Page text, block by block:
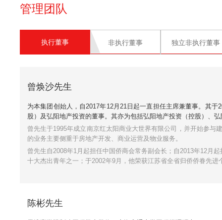
管理团队
执行董事 非执行董事 独立非执行董事
曾焕沙先生
为本集团创始人，自2017年12月21日起一直担任主席兼董事。其
股）及弘阳地产投资的董事。其亦为包括弘阳地产投资（控
曾先生于1995年成立南京红太阳商业大世界有限公司，并开始参
的业务主要侧重于房地产开发、商业运营及物业服务。
曾先生自2008年1月起担任中国侨商会常务副会长；自2013年12月
十大杰出青年之一；于2002年9月，他荣获江苏省全省归侨侨
陈彬先生